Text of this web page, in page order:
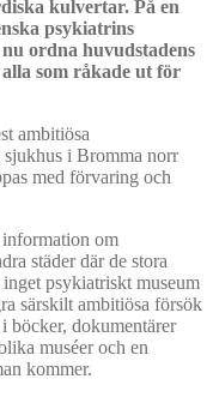
kulvertar. På en
psykiatrins
ordna huvudstadens
som råkade ut för
ambitiösa
i Bromma norr
med förvaring och
om
städer där de stora
psykiatriskt museum
särskilt ambitiösa försök
böcker, dokumentärer
muséer och en
kommer.